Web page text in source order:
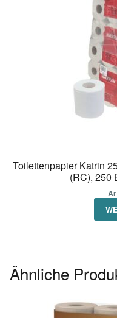
Toilettenpapier Katrin
(RC), 250
Ähnliche